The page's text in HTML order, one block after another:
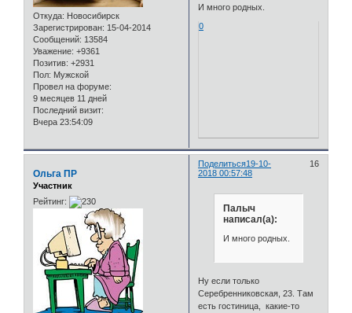
Откуда: Новосибирск
Зарегистрирован: 15-04-2014
Сообщений: 13584
Уважение: +9361
Позитив: +2931
Пол: Мужской
Провел на форуме:
9 месяцев 11 дней
Последний визит:
Вчера 23:54:09
И много родных.
0
Поделиться 16
19-10-
2018 00:57:48
Ольга ПР
Участник
Рейтинг:
Палыч
написал(а):
И много родных.
Ну если только
Серебренниковская, 23. Там
есть гостиница, какие-то